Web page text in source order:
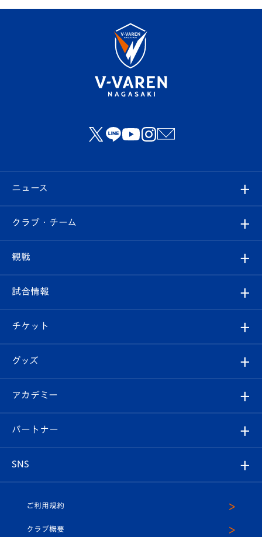
ニュース
すべて
クラブ
試合情報
チケット
イベント
メディア
ホームタウン
クラブ・チーム
クラブ概要
エンブレム紹介
スタッフプロフィール
マスコット紹介
観戦
観戦ルール
はじめての観戦ガイド
Revive Team
ヴィヴィくんの長崎おもてなしガイド
試合情報
試合日程/結果
フォトギャラリー
スタジアムグルメ
チケット
チケット
V-LOVERS（ファンクラブ）
プレイヤーズスイート
グッズ
オンラインショップ
店舗情報
アカデミー
育成からのお知らせ
U-18
パートナー
SNS
ヴィヴィくんインスタグラム
ご利用規約
クラブ概要